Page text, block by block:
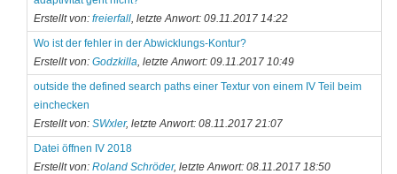
Erstellt von: freierfall, letzte Anwort: 09.11.2017 14:22
Wo ist der fehler in der Abwicklungs-Kontur?
Erstellt von: Godzkilla , letzte Anwort: 09.11.2017 10:49
outside the defined search paths einer Textur von einem IV Teil beim
einchecken
Erstellt von: SWxler, letzte Anwort: 08.11.2017 21:07
Datei öffnen IV 2018
Erstellt von: Roland Schröder, letzte Anwort: 08.11.2017 18:50